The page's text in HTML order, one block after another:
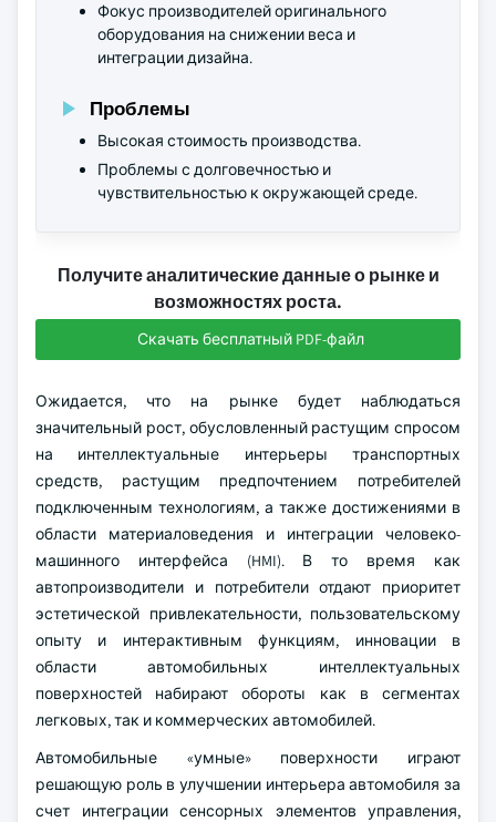
Фокус производителей оригинального
оборудования на снижении веса и
интеграции дизайна.
Проблемы
Высокая стоимость производства.
Проблемы с долговечностью и
чувствительностью к окружающей среде.
Получите аналитические данные о рынке и
возможностях роста.
Скачать бесплатный PDF-файл
Ожидается, что на рынке будет наблюдаться
значительный рост, обусловленный растущим спросом
на интеллектуальные интерьеры транспортных
средств, растущим предпочтением потребителей
подключенным технологиям, а также достижениями в
области материаловедения и интеграции человеко-
машинного интерфейса (HMI). В то время как
автопроизводители и потребители отдают приоритет
эстетической привлекательности, пользовательскому
опыту и интерактивным функциям, инновации в
области автомобильных интеллектуальных
поверхностей набирают обороты как в сегментах
легковых, так и коммерческих автомобилей.
Автомобильные «умные» поверхности играют
решающую роль в улучшении интерьера автомобиля за
счет интеграции сенсорных элементов управления,